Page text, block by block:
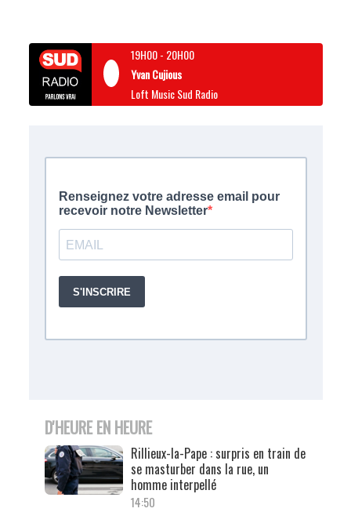
19H00- 20H00
Yvan Cujious
Loft Music Sud Radio
D'HEURE EN HEURE
Rillieux-la-Pape : surpris en train de
se masturber dans la rue, un
homme interpellé
14:50